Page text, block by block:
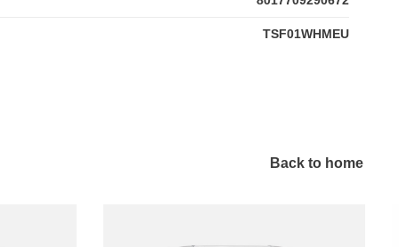
TSF01WHMEU
Back to home